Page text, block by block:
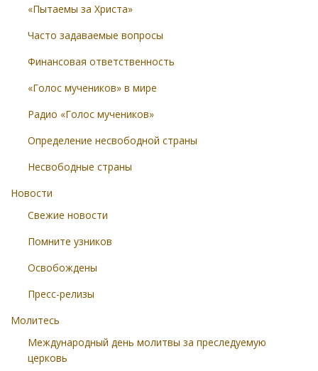
«Пытаемы за Христа»
Часто задаваемые вопросы
Финансовая ответственность
«Голос мучеников» в мире
Радио «Голос мучеников»
Определение несвободной страны
Несвободные страны
Новости
Свежие новости
Помните узников
Освобождены
Пресс-релизы
Молитесь
Международный день молитвы за преследуемую
церковь